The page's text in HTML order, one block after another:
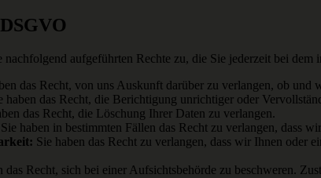
aufgeführten Rechte zu, die Sie jederzeit bei
das Recht, von uns Auskunft darüber zu verlangen, ob und
haben das Recht, die Berichtigung unrichtiger oder
das Recht, die Löschung Ihrer Daten zu verlangen.
Sie haben in bestimmten Fällen das Recht zu verlangen, dass
Sie haben das Recht zu verlangen, dass wir Ihnen oder
das Recht, sich bei einer Aufsichtsbehörde zu beschweren.